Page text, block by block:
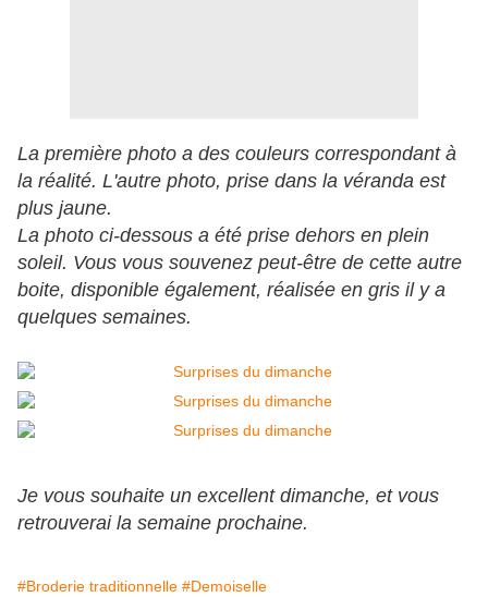
La première photo a des couleurs correspondant à
la réalité. L'autre photo, prise dans la véranda est
plus jaune.
La photo ci-dessous a été prise dehors en plein
soleil. Vous vous souvenez peut-être de cette autre
boite, disponible également, réalisée en gris il y a
quelques semaines.
Je vous souhaite un excellent dimanche, et vous
retrouverai la semaine prochaine.
#Broderie traditionnelle #Demoiselle